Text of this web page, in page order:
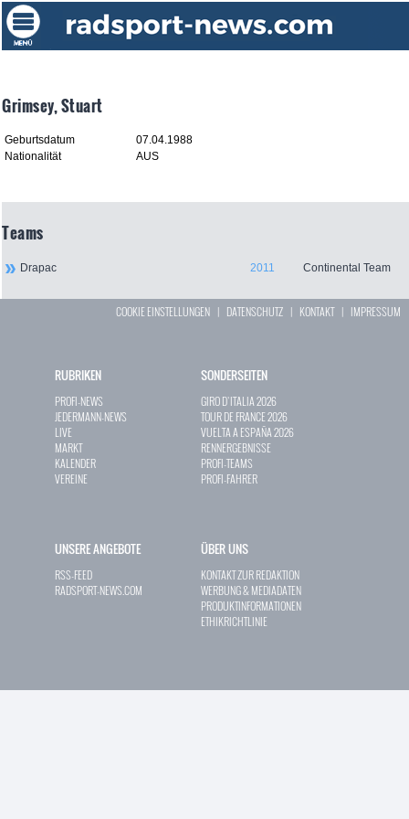
Grimsey, Stuart
Geburtsdatum
07.04.1988
Nationalität
AUS
Teams
Drapac 2011 Continental Team
COOKIE EINSTELLUNGEN | DATENSCHUTZ | KONTAKT| IMPRESSUM
RUBRIKEN
PROFI-NEWS
JEDERMANN-NEWS
LIVE
MARKT
KALENDER
VEREINE
SONDERSEITEN
GIRO D`ITALIA 2026
TOUR DE FRANCE 2026
VUELTA A ESPAÑA 2026
RENNERGEBNISSE
PROFI-TEAMS
PROFI-FAHRER
UNSERE ANGEBOTE
RSS-FEED
RADSPORT-NEWS.COM
ÜBER UNS
KONTAKT ZUR REDAKTION
WERBUNG & MEDIADATEN
PRODUKTINFORMATIONEN
ETHIKRICHTLINIE